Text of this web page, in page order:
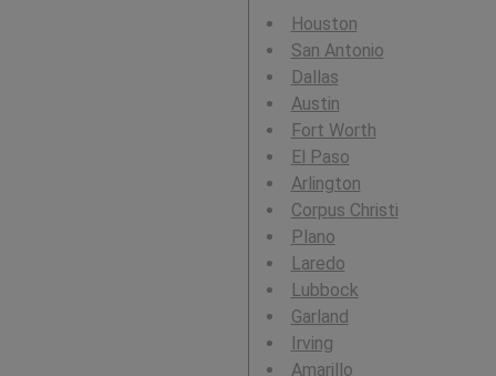
Houston
San Antonio
Dallas
Austin
Fort Worth
El Paso
Arlington
Corpus Christi
Plano
Laredo
Lubbock
Garland
Irving
Amarillo